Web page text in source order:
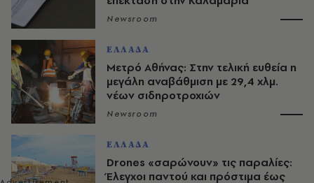
Newsroom
ΕΛΛΑΔΑ
Μετρό Αθήνας: Στην τελική ευθεία η
μεγάλη αναβάθμιση με 29,4 χλμ.
νέων σιδηροτροχιών
Newsroom
ΕΛΛΑΔΑ
Drones «σαρώνουν» τις παραλίες:
Έλεγχοι παντού και πρόστιμα έως